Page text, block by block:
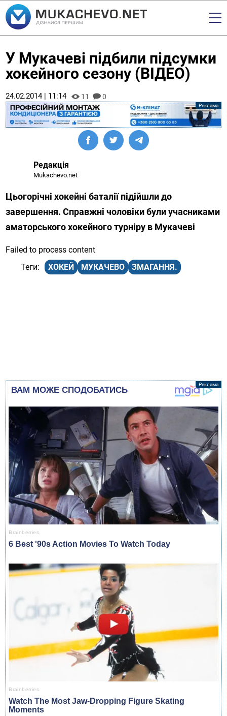
У Мукачеві підбили підсумки
хокейного сезону (ВІДЕО)
24.02.2014 | 11:14 11 0
Редакція
Mukachevo.net
Цьогорічні хокейні баталії підійшли до
завершення. Справжні чоловіки були учасниками
аматорського хокейного турніру в Мукачеві
Failed to process content
ХОКЕЙ
МУКАЧЕВО ЗМАГАННЯ.